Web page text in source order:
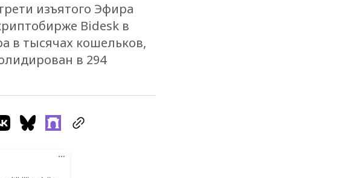
изъятого Эфира
Bidesk в
в тысячах кошельков,
в 294